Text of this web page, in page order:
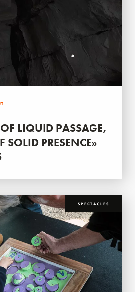
OF LIQUID PASSAGE,
SOLID PRESENCE»
SPECTACLES